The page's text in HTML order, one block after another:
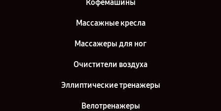
Кофемашины
Массажные кресла
Массажеры для ног
Очистители воздуха
Эллиптические тренажеры
Велотренажеры